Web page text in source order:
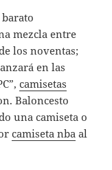
mezcla entre
los noventas;
en las
camisetas
Baloncesto
una camiseta o
camiseta nba al